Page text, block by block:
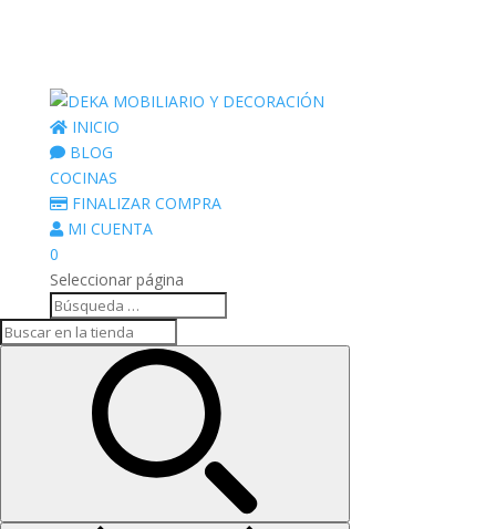
INICIO
BLOG
COCINAS
FINALIZAR COMPRA
MI CUENTA
0
Seleccionar página